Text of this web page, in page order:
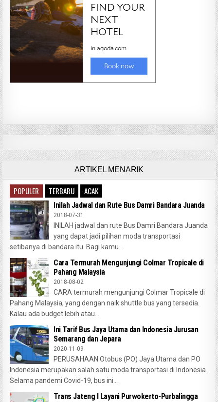
ARTIKEL MENARIK
POPULER TERBARU ACAK
Inilah Jadwal dan Rute Bus Damri Bandara Juanda
2018-07-31
INILAH jadwal dan rute Bus Damri Bandara Juanda
yang dapat jadi pilihan moda transportasi
setibanya di bandara itu. Bagi kamu...
Cara Termurah Mengunjungi Colmar Tropicale di
Pahang Malaysia
2018-08-02
CARA termurah mengunjungi Colmar Tropicale di
Pahang Malaysia, yang dengan naik shuttle bus yang tersedia.
Kalau ada budget lebih atau...
Ini Tarif Bus Jaya Utama dan Indonesia Jurusan
Semarang dan Jepara
2020-11-09
PERUSAHAAN Otobus (PO) Jaya Utama dan PO
Indonesia merupakan salah satu moda transportasi di Indonesia.
Selama pandemi Covid-19, bus ini...
Trans Jateng I Layani Purwokerto-Purbalingga